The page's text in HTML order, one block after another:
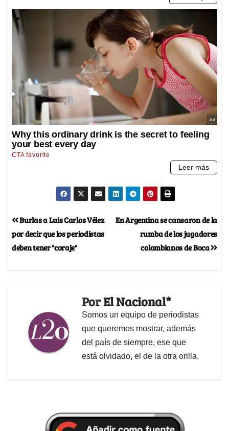
En Argentina se cansaron de la
rumba de los jugadores
colombianos de Boca
Burlas a Luis Carlos Vélez
por decir que los periodistas
deben tener "coraje"
PorEl Nacional*
Somos un equipo de periodistas
que queremos mostrar, además
del país de siempre, ese que
está olvidado, el de la otra orilla.